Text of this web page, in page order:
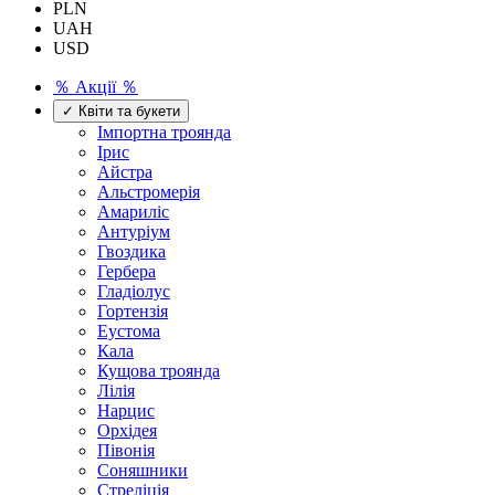
PLN
UAH
USD
％ Акції ％
✓ Квіти та букети
Імпортна троянда
Ірис
Айстра
Альстромерія
Амариліс
Антуріум
Гвоздика
Гербера
Гладіолус
Гортензія
Еустома
Кала
Кущова троянда
Лілія
Нарцис
Орхідея
Півонія
Соняшники
Стреліція